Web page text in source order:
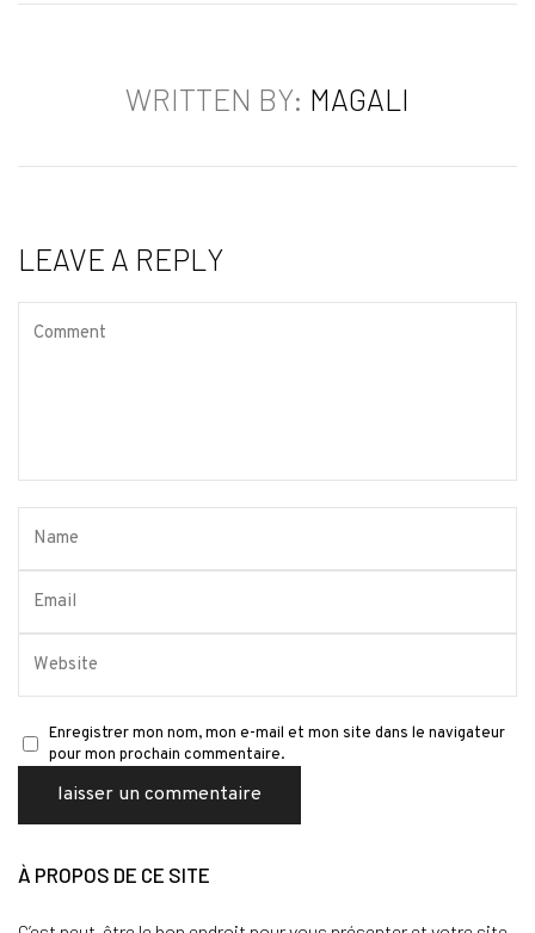
WRITTEN BY: MAGALI
LEAVE A REPLY
Enregistrer mon nom, mon e-mail et mon site dans le navigateur
pour mon prochain commentaire.
À PROPOS DE CE SITE